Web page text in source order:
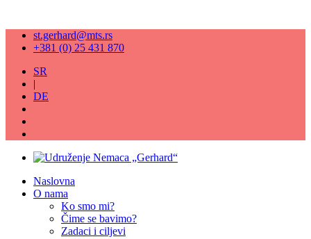
st.gerhard@mts.rs
+381 (0) 25 431 870
SR
|
DE
Naslovna
O nama
Ko smo mi?
Čime se bavimo?
Zadaci i ciljevi